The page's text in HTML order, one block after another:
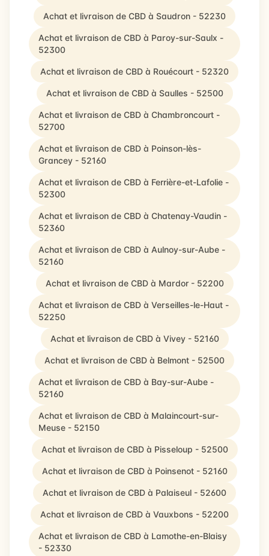
Achat et livraison de CBD à Saudron - 52230
Achat et livraison de CBD à Paroy-sur-Saulx -
52300
Achat et livraison de CBD à Rouécourt - 52320
Achat et livraison de CBD à Saulles - 52500
Achat et livraison de CBD à Chambroncourt -
52700
Achat et livraison de CBD à Poinson-lès-
Grancey - 52160
Achat et livraison de CBD à Ferrière-et-Lafolie -
52300
Achat et livraison de CBD à Chatenay-Vaudin -
52360
Achat et livraison de CBD à Aulnoy-sur-Aube -
52160
Achat et livraison de CBD à Mardor - 52200
Achat et livraison de CBD à Verseilles-le-Haut -
52250
Achat et livraison de CBD à Vivey - 52160
Achat et livraison de CBD à Belmont - 52500
Achat et livraison de CBD à Bay-sur-Aube -
52160
Achat et livraison de CBD à Malaincourt-sur-
Meuse - 52150
Achat et livraison de CBD à Pisseloup - 52500
Achat et livraison de CBD à Poinsenot - 52160
Achat et livraison de CBD à Palaiseul - 52600
Achat et livraison de CBD à Vauxbons - 52200
Achat et livraison de CBD à Lamothe-en-Blaisy
- 52330